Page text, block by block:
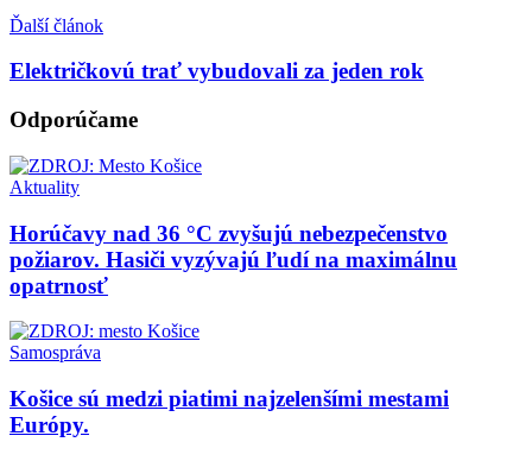
Ďalší článok
Električkovú trať vybudovali za jeden rok
Odporúčame
Aktuality
Horúčavy nad 36 °C zvyšujú nebezpečenstvo
požiarov. Hasiči vyzývajú ľudí na maximálnu
opatrnosť
Samospráva
Košice sú medzi piatimi najzelenšími mestami
Európy.